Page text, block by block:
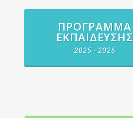
ΠΡΌΓΡΑΜΜΑ
ΕΚΠΑΊΔΕΥΣΗΣ
2025 - 2026